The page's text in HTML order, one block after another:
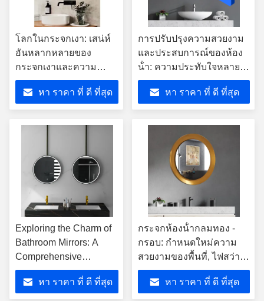
โลกในกระจกเงา: เสน่ห์
อันหลากหลายของ
กระจกเงาและความ
เฉลียวฉลาดของผู้ผลิต
กระจกเงาหา ราคา ที่ ดี ที่สุด
การปรับปรุงความสวยงาม
และประสบการณ์ของห้อง
น้ํา: ความประทับใจหลาย
มิติของกระจกห้องน้ําที่
ฉลาด หา ราคา ที่ ดี ที่สุด
Exploring the Charm of
Bathroom Mirrors: A
Comprehensive
Analysis of Advantages
and Diverse Application
Scenarios
หา ราคา ที่ ดี ที่สุด
กระจกห้องน้ํากลมทอง -
กรอบ: กําหนดใหม่ความ
สวยงามของพื้นที่, ไฟสว่าง
ชีวิตประจําวันที่ละเอียด
หา ราคา ที่ ดี ที่สุด